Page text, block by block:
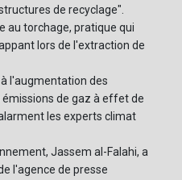
de recyclage".
au torchage, pratique qui
lors de l'extraction de
l'augmentation des
de gaz à effet de
les experts climat
Jassem al-Falahi, a
l'agence de presse